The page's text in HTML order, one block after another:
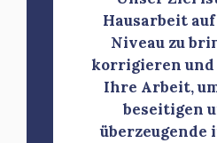
Hausarbeit
Niveau zu
korrigieren und
Ihre Arbeit,
beseitigen